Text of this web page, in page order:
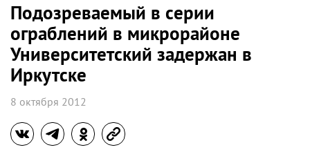
Подозреваемый в серии
ограблений в микрорайоне
Университетский задержан в
Иркутске
8 октября 2012